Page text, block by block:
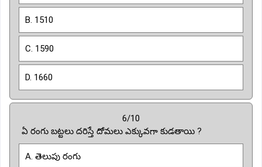
B. 1510
C. 1590
D. 1660
6/10
ఏ రంగు బట్టలు దరిస్తే దోమలు ఎక్కువగా కుడతాయి ?
A. తెలుపు రంగు